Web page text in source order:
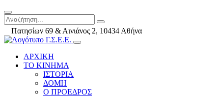
Πατησίων 69 & Αινιάνος 2, 10434 Αθήνα
ΑΡΧΙΚΗ
ΤΟ ΚΙΝΗΜΑ
ΙΣΤΟΡΙΑ
ΔΟΜΗ
Ο ΠΡΟΕΔΡΟΣ